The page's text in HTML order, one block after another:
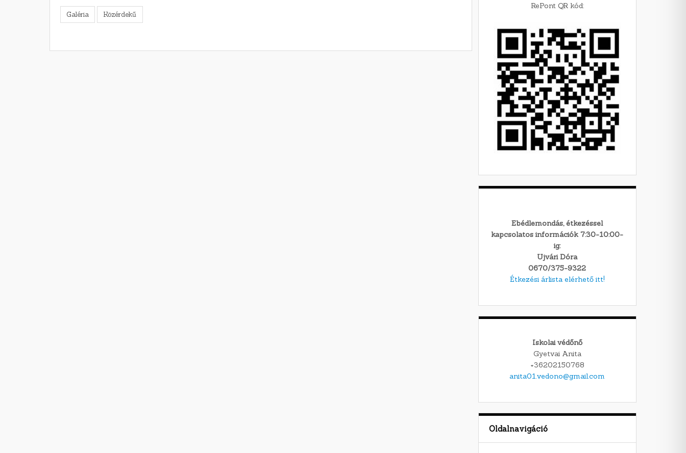
Galéria Közérdekű
RePont QR kód:
Ebédlemondás, étkezéssel
kapcsolatos információk 7:30-10:00-
ig:
Ujvári Dóra
0670/375-9322
Étkezési árlista elérhető itt!
Iskolai védőnő
Gyetvai Anita
+36202150768
anita01.vedono@gmail.com
Oldalnavigáció